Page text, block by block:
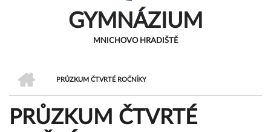
GYMNÁZIUM
MNICHOVO HRADIŠTĚ
DROBEČKOVÁ
NAVIGACE
PRŮZKUM ČTVRTÉ ROČNÍKY
PRŮZKUM ČTVRTÉ